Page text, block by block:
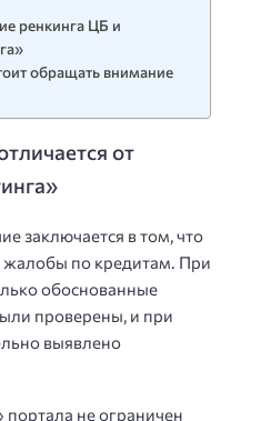
ренкинга ЦБ и
обращать внимание
от
заключается в том, что
жалобы по кредитам. При
обоснованные
проверены, и при
выявлено
не ограничен